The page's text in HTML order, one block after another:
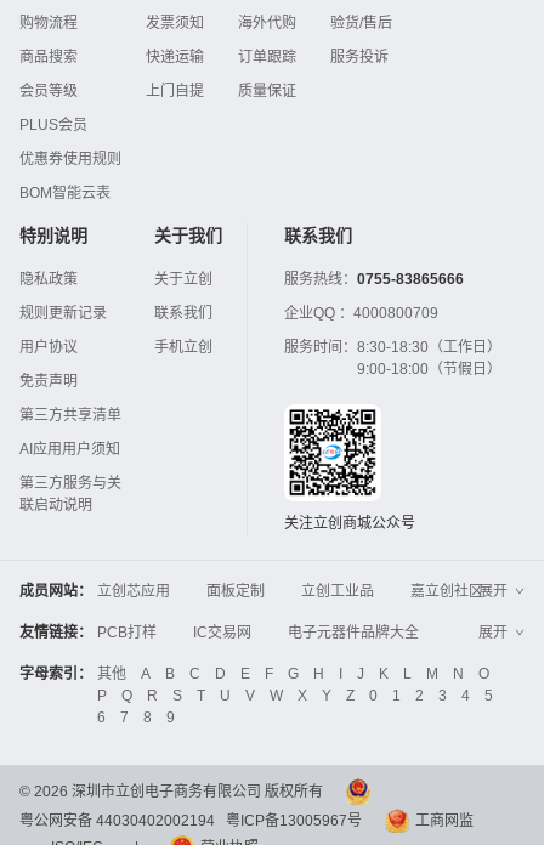
购物流程
商品搜索
会员等级
PLUS会员
优惠券使用规则
BOM智能云表
发票须知
快递运输
上门自提
海外代购
订单跟踪
质量保证
验货/售后
服务投诉
特别说明
隐私政策
规则更新记录
用户协议
免责声明
第三方共享清单
AI应用用户须知
第三方服务与关
联启动说明
关于我们
关于立创
联系我们
手机立创
联系我们
服务热线： 0755-83865666
企业QQ ： 4000800709
服务时间： 8:30-18:30（工作日）
9:00-18:00（节假日）
关注立创商城公众号
成员网站： 立创芯应用 面板定制 立创工业品
嘉立创社区
3D打印
嘉立创FPC 嘉立创PCB
嘉立创FA
Global Website LCSC
ZXHPCB
展开
友情链接： PCB打样 IC交易网
电子元器件品牌大全
中国IC网
智能电网 机电设备
电子工程网
晶振
电子技术应用 21icsearch
电子展
工业品采购
IC电子网 锂电池
集成灶
中国机床商务网
DFRobot开源硬件商城
分析测试百科网
开步睿思 串联谐振
展开
字母索引： 其他 A B C D E F G H J K L M N
O
P
Q R S T U V W X Y Z 0 1 2 3 4
5
6
7 8 9
© 2026 深圳市立创电子商务有限公司 版权所有
粤公网安备 44030402002194
粤ICP备13005967号
工商网监